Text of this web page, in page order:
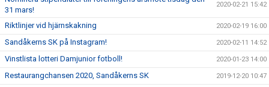
31 mars!
2020-02-21 15:42
Riktlinjer vid hjärnskakning 2020-02-19 16:00
Sandåkerns SK på Instagram! 2020-02-11 14:52
Vinstlista lotteri Damjunior fotboll! 2020-01-23 14:00
Restaurangchansen 2020, Sandåkerns SK 2019-12-20 10:47